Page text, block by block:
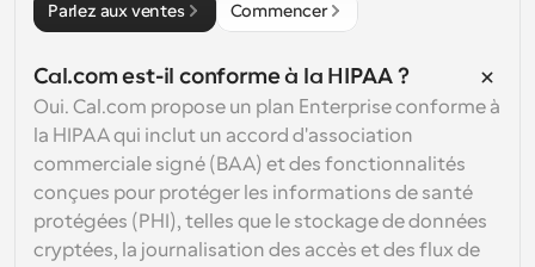
Parlez aux ventes Commencer
Cal.com est-il conforme à la HIPAA ?
Oui. Cal.com propose un plan Enterprise conforme à
la HIPAA qui inclut un accord d'association
commerciale signé (BAA) et des fonctionnalités
conçues pour protéger les informations de santé
protégées (PHI), telles que le stockage de données
cryptées, la journalisation des accès et des flux de